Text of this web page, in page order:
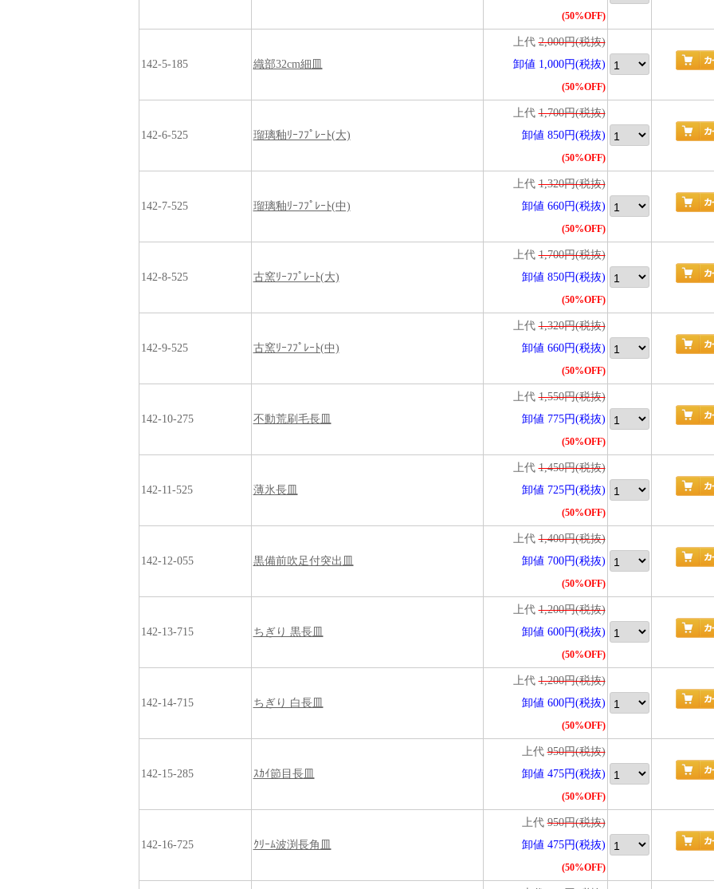
(50%OFF)
142-5-185 織部32cm細皿
上代2,000円(税抜)
卸値 1,000円(税抜)
(50%OFF)
142-6-525 瑠璃釉ﾘｰﾌﾌﾟﾚｰﾄ(大)
上代1,700円(税抜)
卸値 850円(税抜)
(50%OFF)
142-7-525 瑠璃釉ﾘｰﾌﾌﾟﾚｰﾄ(中)
上代1,320円(税抜)
卸値 660円(税抜)
(50%OFF)
142-8-525 古窯ﾘｰﾌﾌﾟﾚｰﾄ(大)
上代1,700円(税抜)
卸値 850円(税抜)
(50%OFF)
142-9-525 古窯ﾘｰﾌﾌﾟﾚｰﾄ(中)
上代1,320円(税抜)
卸値 660円(税抜)
(50%OFF)
142-10-275 不動荒刷毛長皿
上代1,550円(税抜)
卸値 775円(税抜)
(50%OFF)
142-11-525 薄氷長皿
上代1,450円(税抜)
卸値 725円(税抜)
(50%OFF)
142-12-055 黒備前吹足付突出皿
上代1,400円(税抜)
卸値 700円(税抜)
(50%OFF)
142-13-715 ちぎり 黒長皿
上代1,200円(税抜)
卸値 600円(税抜)
(50%OFF)
142-14-715 ちぎり 白長皿
上代1,200円(税抜)
卸値 600円(税抜)
(50%OFF)
142-15-285 ｽｶｲ節目長皿
上代950円(税抜)
卸値 475円(税抜)
(50%OFF)
142-16-725 ｸﾘｰﾑ波渕長角皿
上代950円(税抜)
卸値 475円(税抜)
(50%OFF)